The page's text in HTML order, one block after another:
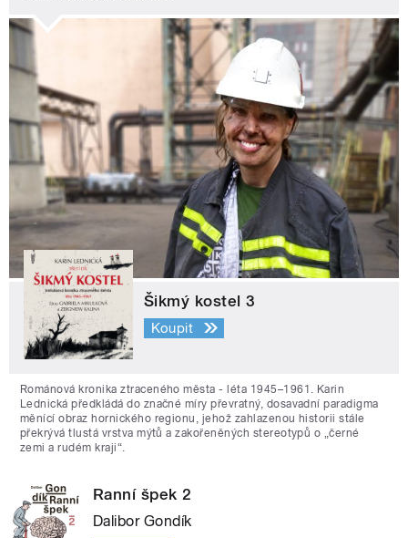
Šikmý kostel 3
Koupit
Románová kronika ztraceného města - léta 1945–1961. Karin
Lednická předkládá do značné míry převratný, dosavadní paradigma
měnící obraz hornického regionu, jehož zahlazenou historii stále
překrývá tlustá vrstva mýtů a zakořeněných stereotypů o „černé
zemi a rudém kraji“.
Ranní špek 2
Dalibor Gondík